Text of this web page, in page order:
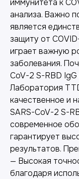
анализа. Важно
является
защиту от
играет важную
заболевания.
CoV-2 S-RBD
Лаборатория
качественное и
SARS-CoV-2 S-
современное
гарантирует
результатов.
— Высокая
благодаря
Другие